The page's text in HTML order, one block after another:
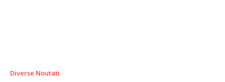
Diverse Noutati